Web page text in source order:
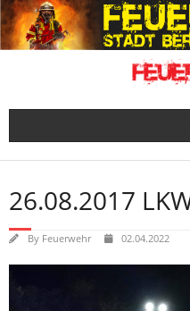
Skip
to
content
26.08.2017
By Feuerwehr 02.04.2022